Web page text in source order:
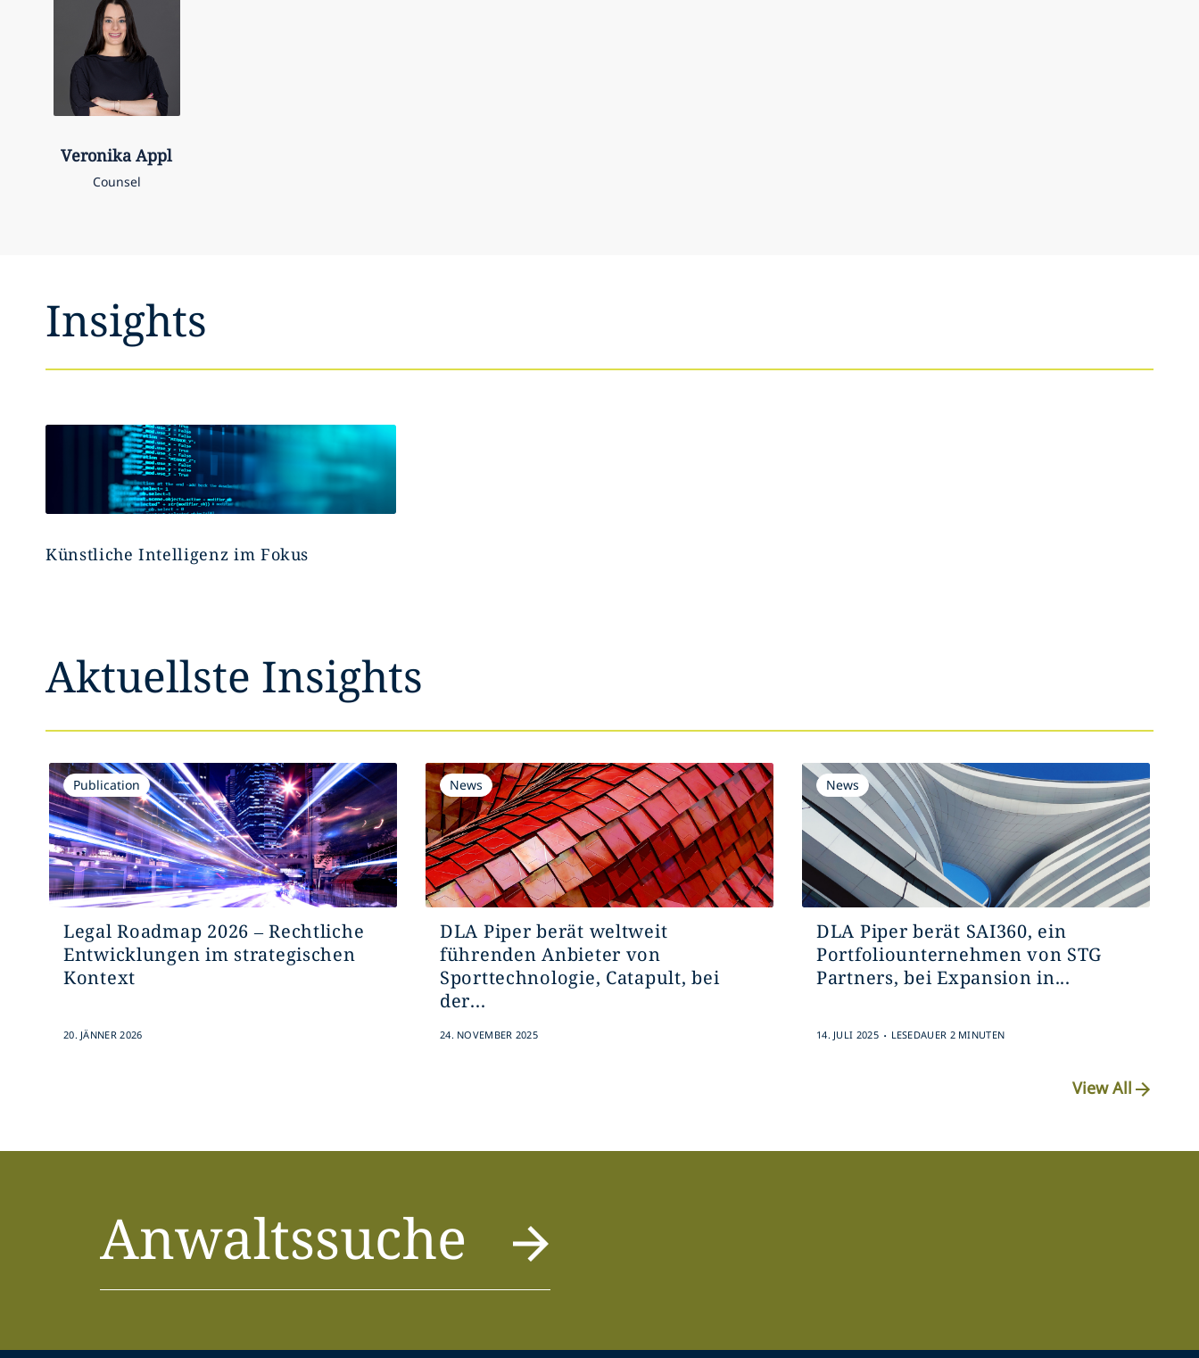
Veronika Appl
Counsel
Insights
Künstliche Intelligenz im Fokus
Aktuellste Insights
Publication
Legal Roadmap 2026 – Rechtliche
Entwicklungen im strategischen
Kontext
20. JÄNNER 2026
News
DLA Piper berät weltweit
führenden Anbieter von
Sporttechnologie, Catapult, bei
der...
24. NOVEMBER 2025
News
DLA Piper berät SAI360, ein
Portfoliounternehmen von STG
Partners, bei Expansion in...
14. JULI 2025 . LESEDAUER 2 MINUTEN
View All
Anwaltssuche